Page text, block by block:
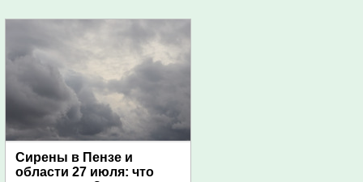
Сирены в Пензе и
области 27 июля: что